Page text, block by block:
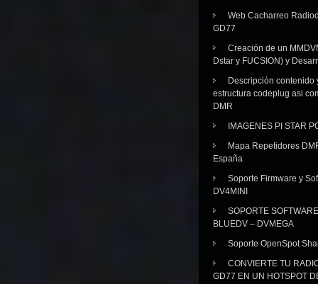
Web Cacharreo
GD77
Creación de un
Dstar y FUCSION) y
Descripción contenido
estructura codeplug asi
DMR
IMAGENES PI STAR
Mapa Repetidores
España
Soporte Firmware y
DV4MINI
SOPORTE SOFTWARE
BLUEDV – DVMEGA
Soporte OpenSpot
CONVIERTE TU
GD77 EN UN HOTSPOT